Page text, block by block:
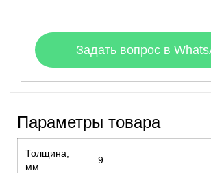
Задать вопрос в
Параметры товара
Толщина,
мм
9